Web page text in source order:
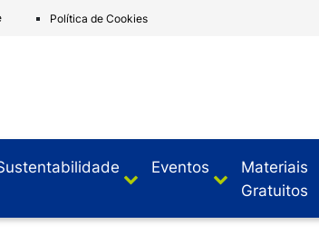
Política de Cookies
Eventos
Materiais
Gratuitos